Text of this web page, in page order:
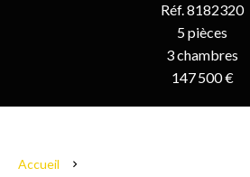
Réf. 8182320
5 pièces
3 chambres
147 500 €
Accueil